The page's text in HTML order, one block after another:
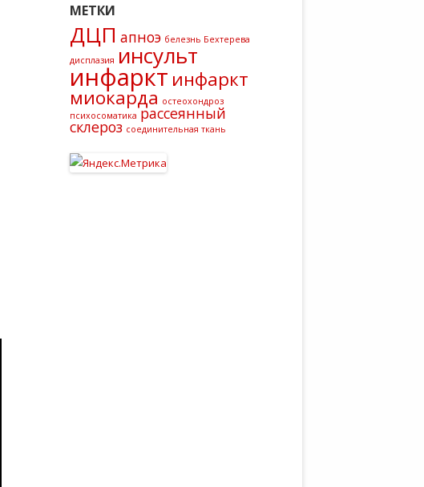
МЕТКИ
ДЦП апноэ белезнь Бехтерева
дисплазия инсульт
инфаркт инфаркт
миокарда остеохондроз
психосоматика рассеянный
склероз соединительная ткань